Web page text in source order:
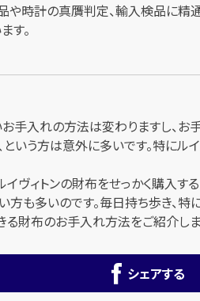
時計の真贋判定、輸入検品に精通
す。
手入れの方法は変わりますし、
いう方は意外に多いです。特に
ヴィトンの財布をせっかく購入
も多いのです。毎日持ち歩き、
る財布のお手入れ方法をご紹介しま
シェアする